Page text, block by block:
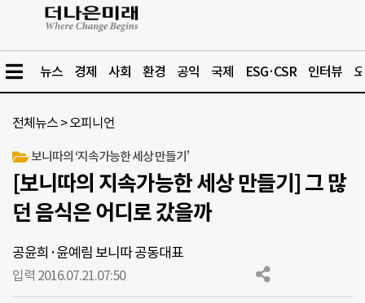
뉴스 경제 사회 환경 공익 국제 ESG·CSR 인터뷰
전체뉴스 >오피니언
보니따의 ‘지속가능한 세상 만들기’
[보니따의 지속가능한 세상 만들기] 그 많
던 음식은 어디로 갔을까
공윤희·윤예림 보니따 공동대표
입력 2016.07.21.07:50